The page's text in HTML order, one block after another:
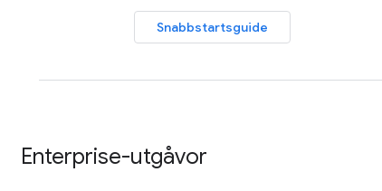
Snabbstartsguide
Enterprise-utgåvor